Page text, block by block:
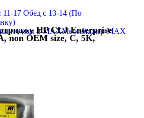
17 Обед с 13-14 (По
Мессенджер MAX
HP CLJ Enterprise
non OEM size, C, 5K,